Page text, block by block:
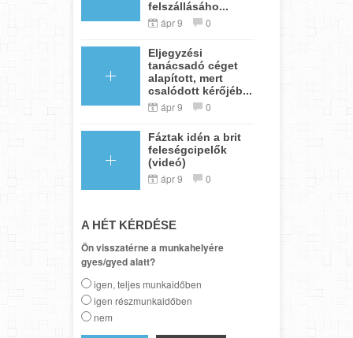
felszállásáho...
ápr 9 0
Eljegyzési
tanácsadó céget
alapított, mert
csalódott kérőjéb...
ápr 9 0
Fáztak idén a brit
feleségcipelők
(videó)
ápr 9 0
A HÉT KÉRDÉSE
Ön visszatérne a munkahelyére
gyes/gyed alatt?
igen, teljes munkaidőben
igen részmunkaidőben
nem